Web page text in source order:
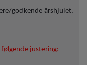
godkende årshjulet.
justering: